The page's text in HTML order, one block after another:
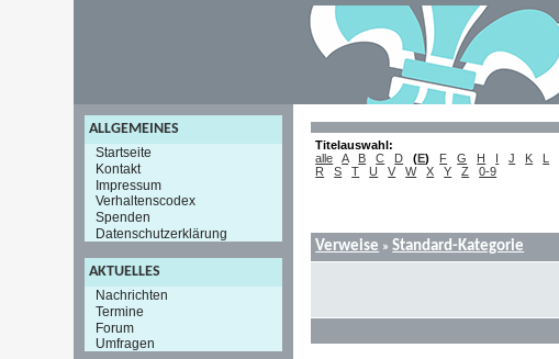
ALLGEMEINES
Startseite
Kontakt
Impressum
Verhaltenscodex
Spenden
Datenschutzerklärung
AKTUELLES
Nachrichten
Termine
Forum
Umfragen
Titelauswahl:
alle
A B C D (E) F G H I J K L
R
S T U V W X Y Z 0-9
Verweise »Standard-Kategorie